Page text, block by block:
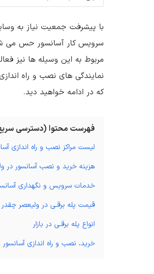
با پیشرفت جمعیت نیاز به
سرویس کار آسانسور حس می
مربوط به این وسیله ها نیز
نمایندگی های نصب و راه
که در ادامه خواهید دید.
فهرست محتوا (دسترسی
لیست مراکز نصب و راه اندازی
هزینه خرید و نصب آسانسور در
خدمات سرویس و نگهداری
قیمت پله برقـی در ولیعصر
انواع پله برقـی در بازار
خرید، نصب و راه اندازی